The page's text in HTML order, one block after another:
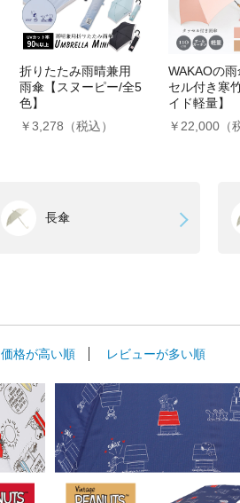
折りたたみ雨晴兼用
雨傘【スヌーピー/全5
色】
￥3,278（税込）
WAKAOの
セル付き寒
イド軽量】
￥22,000（
長傘
価格が高い順 レビューが多い順